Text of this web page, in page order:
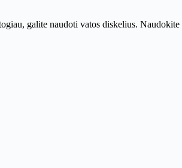
galite naudoti vatos diskelius.